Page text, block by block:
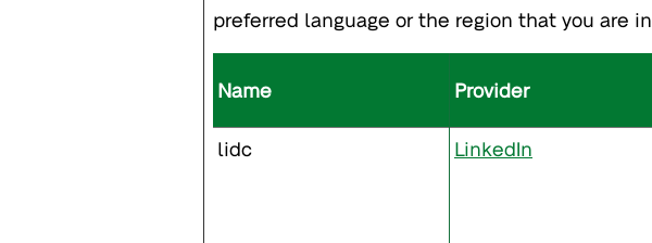
preferred language or the region that you are in.
Name Provider
lidc LinkedIn